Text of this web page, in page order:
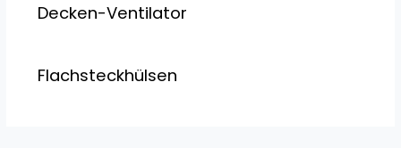
Decken-Ventilator
Flachsteckhülsen